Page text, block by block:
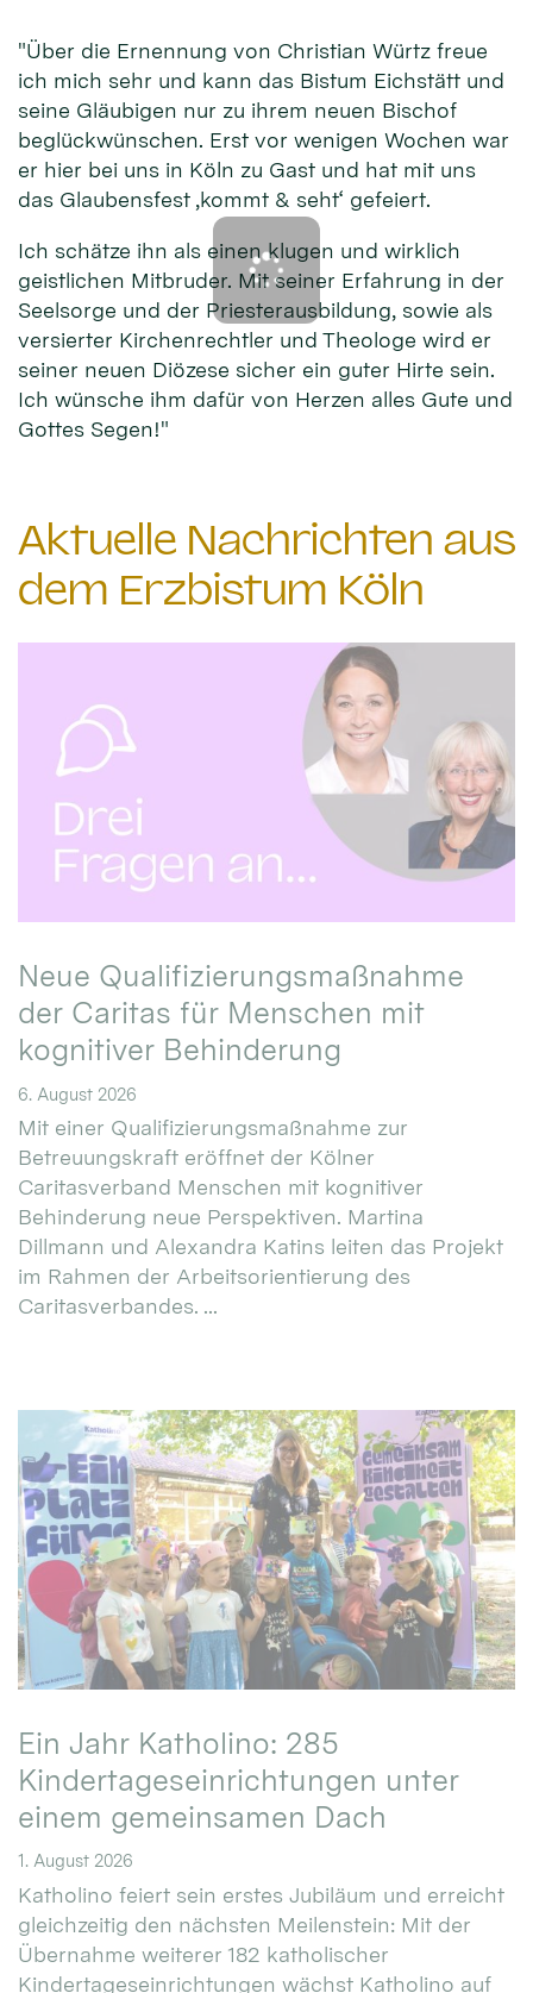
"Über die Ernennung von Christian Würtz freue
ich mich sehr und kann das Bistum Eichstätt und
seine Gläubigen nur zu ihrem neuen Bischof
beglückwünschen. Erst vor wenigen Wochen war
er hier bei uns in Köln zu Gast und hat mit uns
das Glaubensfest ‚kommt & seht‘ gefeiert.
Ich schätze ihn als einen klugen und wirklich
geistlichen Mitbruder. Mit seiner Erfahrung in der
Seelsorge und der Priesterausbildung, sowie als
versierter Kirchenrechtler und Theologe wird er
seiner neuen Diözese sicher ein guter Hirte sein.
Ich wünsche ihm dafür von Herzen alles Gute und
Gottes Segen!"
Aktuelle Nachrichten aus
dem Erzbistum Köln
Neue Qualifizierungsmaßnahme
der Caritas für Menschen mit
kognitiver Behinderung
6. August 2026
Mit einer Qualifizierungsmaßnahme zur
Betreuungskraft eröffnet der Kölner
Caritasverband Menschen mit kognitiver
Behinderung neue Perspektiven. Martina
Dillmann und Alexandra Katins leiten das Projekt
im Rahmen der Arbeitsorientierung des
Caritasverbandes. ...
Ein Jahr Katholino: 285
Kindertageseinrichtungen unter
einem gemeinsamen Dach
1. August 2026
Katholino feiert sein erstes Jubiläum und erreicht
gleichzeitig den nächsten Meilenstein: Mit der
Übernahme weiterer 182 katholischer
Kindertageseinrichtungen wächst Katholino auf